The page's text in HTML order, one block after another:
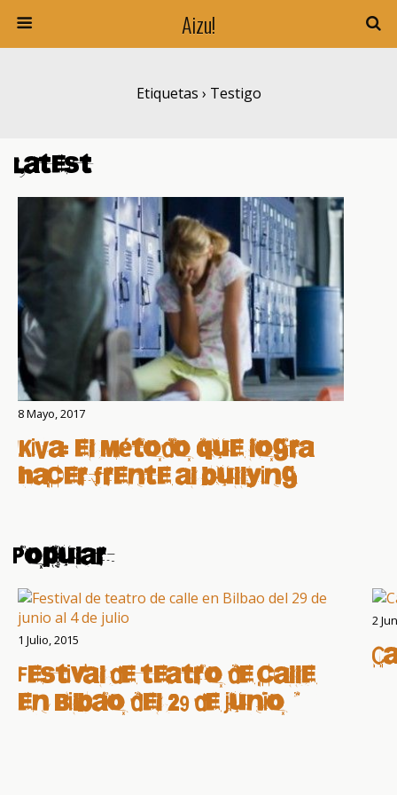
Aizu!
Etiquetas › Testigo
Latest
8 Mayo, 2017
KiVa: el método que logra
hacer frente al bullying
Popular
1 Julio, 2015
Festival de teatro de calle
en Bilbao del 29 de junio al
2